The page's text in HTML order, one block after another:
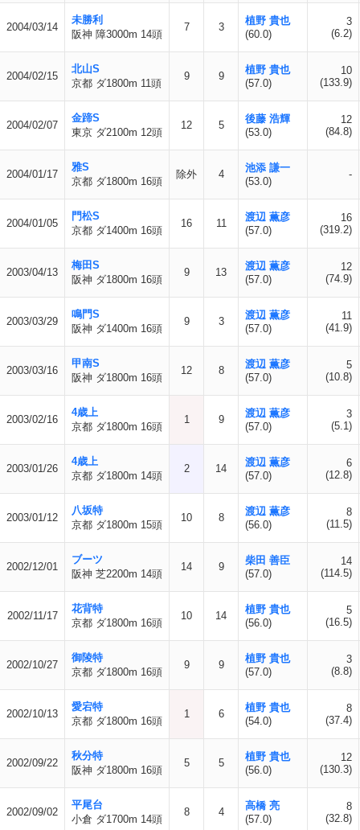
2004/03/14
未勝利
阪神 障3000m 14頭
7 3
植野 貴也
(60.0)
3
(6.2)
2004/02/15
北山S
京都 ダ1800m 11頭
9 9
植野 貴也
(57.0)
10
(133.9)
2004/02/07
金蹄S
東京 ダ2100m 12頭
12 5
後藤 浩輝
(53.0)
12
(84.8)
2004/01/17
雅S
京都 ダ1800m 16頭
除外 4
池添 謙一
(53.0)
-
2004/01/05
門松S
京都 ダ1400m 16頭
16 11
渡辺 薫彦
(57.0)
16
(319.2)
2003/04/13
梅田S
阪神 ダ1800m 16頭
9 13
渡辺 薫彦
(57.0)
12
(74.9)
2003/03/29
鳴門S
阪神 ダ1400m 16頭
9 3
渡辺 薫彦
(57.0)
11
(41.9)
2003/03/16
甲南S
阪神 ダ1800m 16頭
12 8
渡辺 薫彦
(57.0)
5
(10.8)
2003/02/16
4歳上
京都 ダ1800m 16頭
1 9
渡辺 薫彦
(57.0)
3
(5.1)
2003/01/26
4歳上
京都 ダ1800m 14頭
2 14
渡辺 薫彦
(57.0)
6
(12.8)
2003/01/12
八坂特
京都 ダ1800m 15頭
10 8
渡辺 薫彦
(56.0)
8
(11.5)
2002/12/01
ブーツ
阪神 芝2200m 14頭
14 9
柴田 善臣
(57.0)
14
(114.5)
2002/11/17
花背特
京都 ダ1800m 16頭
10 14
植野 貴也
(56.0)
5
(16.5)
2002/10/27
御陵特
京都 ダ1800m 16頭
9 9
植野 貴也
(57.0)
3
(8.8)
2002/10/13
愛宕特
京都 ダ1800m 16頭
1 6
植野 貴也
(54.0)
8
(37.4)
2002/09/22
秋分特
阪神 ダ1800m 16頭
5 5
植野 貴也
(56.0)
12
(130.3)
2002/09/02
平尾台
小倉 ダ1700m 14頭
8 4
高橋 亮
(57.0)
8
(32.8)